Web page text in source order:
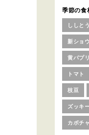
季節の食
ししとう
新ショ
黄パプ
トマト
枝豆
ズッキ
カボチャ